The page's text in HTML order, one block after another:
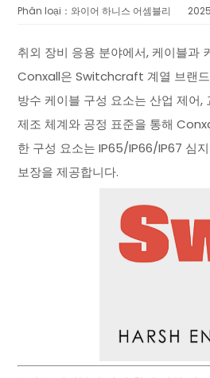
Phân loại：와이어 하니스 어셈블리
취외 장비 응용 분야에서, 케이블과
Conxall은 Switchcraft 계열 브랜드
방수 케이블 구성 요소는 산업 제어
제조 체계와 공정 표준을 통해
한 구성 요소는 IP65/IP66/IP67 심
보장을 제공합니다.